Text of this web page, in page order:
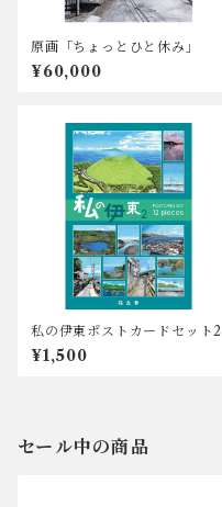
原画「ちょっとひと休み」
¥60,000
私の伊東ポストカードセット2
¥1,500
セール中の商品